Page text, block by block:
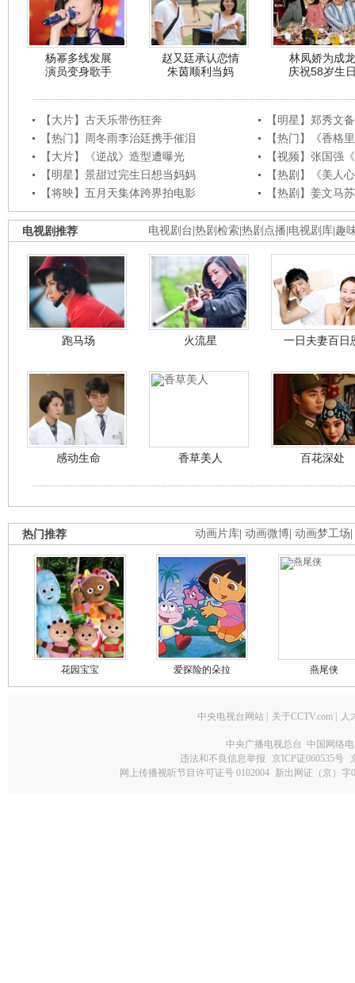
杨幂多线发展
演员变身歌手
赵又廷承认恋情
朱茵顺利当妈
林凤娇为成龙
庆祝58岁生
【大片】古天乐带伤狂奔
【明星】郑秀文
【热门】周冬雨李治廷携手催泪
【热门】《香格
【大片】《逆战》造型遭曝光
【视频】张国强
【明星】景甜过完生日想当妈妈
【热剧】《美人
【将映】五月天集体跨界拍电影
【热剧】姜文马
电视剧台 热剧检索 热剧点播 电视剧库 趣
电视剧推荐
跑马场 火流星 一日夫妻百日
感动生命 香草美人 百花深处
动画片库 动画微博 动画梦工场
热门推荐
花园宝宝 爱探险的朵拉 燕尾侠
中央电视台网站 关于CCTV.com 人
中央广播电视总台 中国网络
违法和不良信息举报
京ICP证060535号
网上传播视听节目许可证号 0102004 新出网证（京）